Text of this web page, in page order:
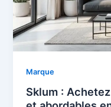
Marque
Sklum :